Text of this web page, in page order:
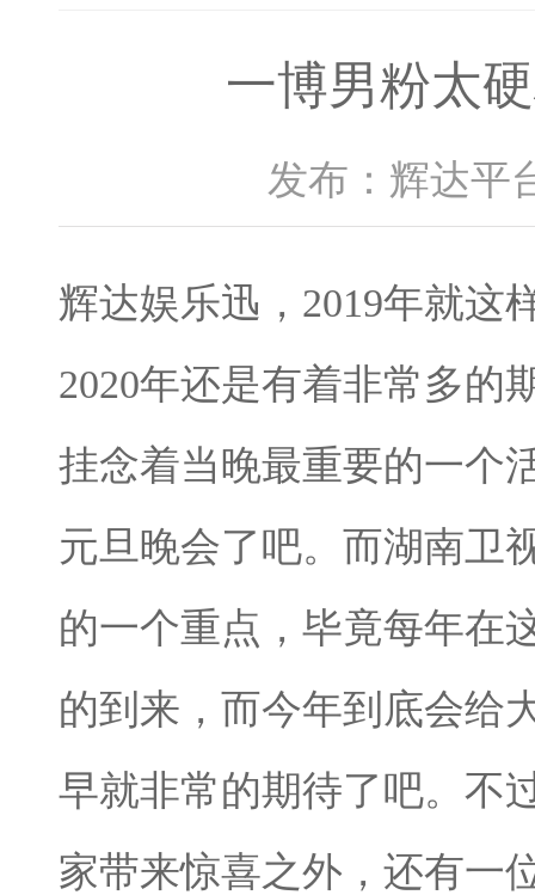
一博男粉太
发布：辉达平
辉达娱乐迅，2019年就这
2020年还是有着非常多的
挂念着当晚最重要的一个
元旦晚会了吧。而湖南卫
的一个重点，毕竟每年在
的到来，而今年到底会给
早就非常的期待了吧。不
家带来惊喜之外，还有一